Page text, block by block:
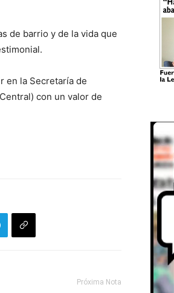
de barrio y de la vida que
en la Secretaría de
con un valor de
Próxima Nota